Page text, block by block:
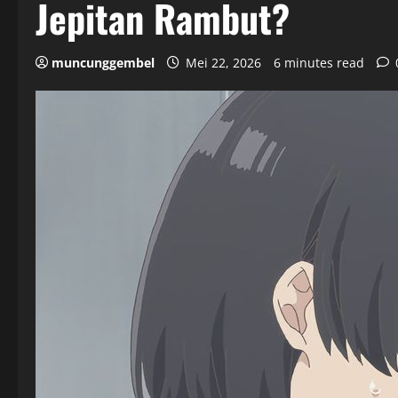
Jepitan Rambut?
muncunggembel Mei 22, 2026 6 minutes read